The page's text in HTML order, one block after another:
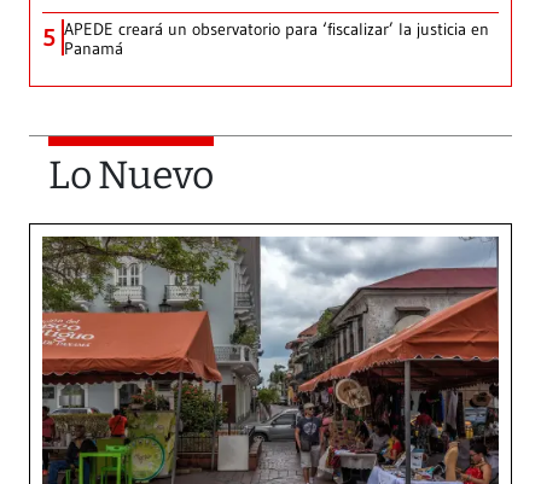
5 APEDE creará un observatorio para ‘fiscalizar’ la justicia en
Panamá
Lo Nuevo